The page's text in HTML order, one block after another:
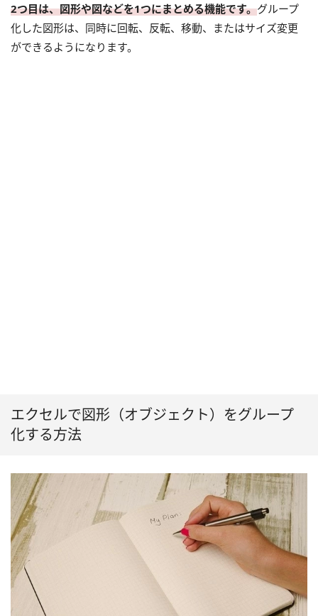
2つ目は、図形や図などを1つにまとめる機能です。グループ
化した図形は、同時に回転、反転、移動、またはサイズ変更
ができるようになります。
エクセルで図形（オブジェクト）をグループ
化する方法